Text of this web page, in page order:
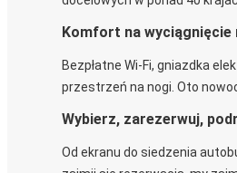
Komfort na wyciągnięcie
Bezpłatne Wi-Fi, gniazdka
przestrzeń na nogi. Oto
Wybierz, zarezerwuj,
Od ekranu do siedzenia